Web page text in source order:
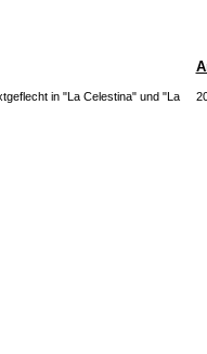
in "La Celestina" und "La